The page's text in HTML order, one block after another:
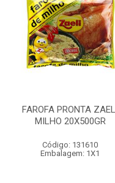
FAROFA PRONTA
MILHO 20X500GR
Código: 131610
Embalagem: 1X1